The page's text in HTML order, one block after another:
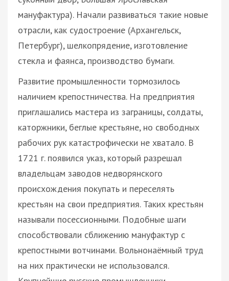
мануфактура). Начали развиваться такие новые
отрасли, как судостроение (Архангельск,
Петербург), шелкопрядение, изготовление
стекла и фаянса, производство бумаги.
Развитие промышленности тормозилось
наличием крепостничества. На предприятия
приглашались мастера из заграницы, солдаты,
каторжники, беглые крестьяне, но свободных
рабочих рук катастрофически не хватало. В
1721 г. появился указ, который разрешал
владельцам заводов недворянского
происхождения покупать и переселять
крестьян на свои предприятия. Таких крестьян
называли посессионными. Подобные шаги
способствовали сближению мануфактур с
крепостными вотчинами. Вольнонаёмный труд
на них практически не использовался.